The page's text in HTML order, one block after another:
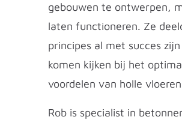
gebouwen te ontwerpen,
laten functioneren. Ze
principes al met succes
komen kijken bij het
voordelen van holle
Rob is specialist in